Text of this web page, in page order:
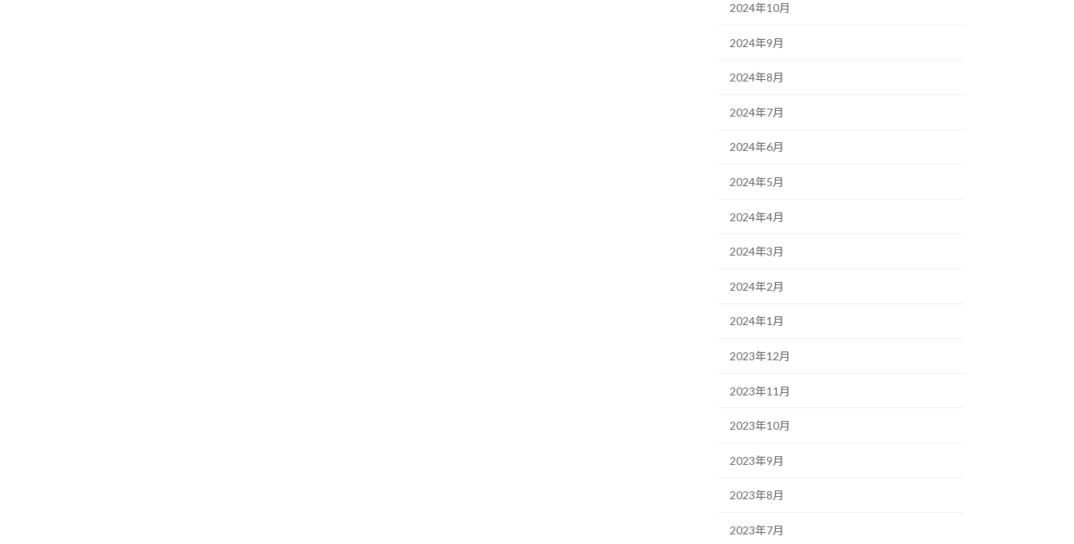
2024年10月
2024年9月
2024年8月
2024年7月
2024年6月
2024年5月
2024年4月
2024年3月
2024年2月
2024年1月
2023年12月
2023年11月
2023年10月
2023年9月
2023年8月
2023年7月